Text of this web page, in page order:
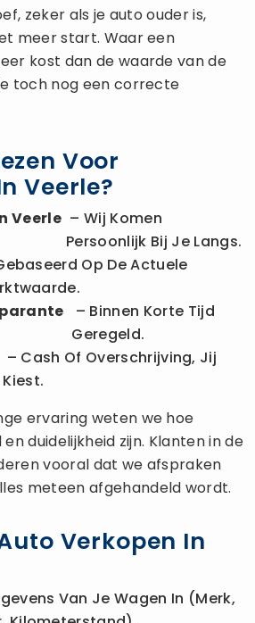
zeker als je auto ouder is,
meer start. Waar een
kost dan de waarde van de
toch nog een correcte
Voor
Veerle?
Veerle – Wij Komen
Persoonlijk Bij Je Langs.
Op De Actuele
– Binnen Korte Tijd
Geregeld.
– Cash Of Overschrijving, Jij
Kiest.
ervaring weten we hoe
duidelijkheid zijn. Klanten in de
vooral dat we afspraken
meteen afgehandeld wordt.
Verkopen In
Van Je Wagen In (merk,